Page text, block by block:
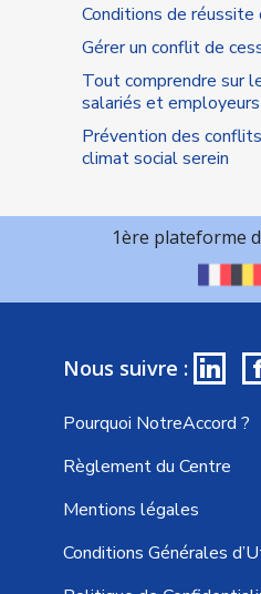
Conditions de réussite
Gérer un conflit de
Tout comprendre sur
salariés et employeurs
Prévention des
climat social serein
1ère plateforme
Nous suivre : in
Pourquoi NotreAccord ?
Règlement du Centre
Mentions légales
Conditions Générales